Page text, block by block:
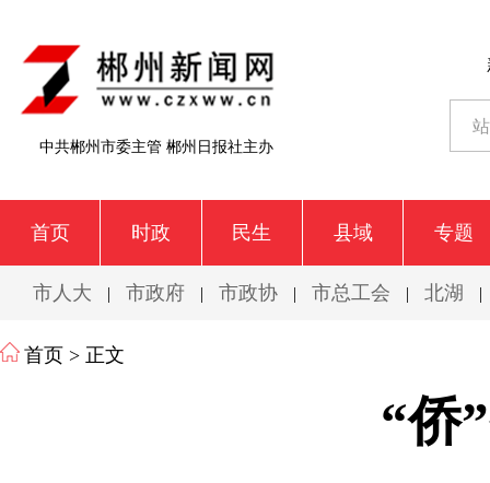
中共郴州市委主管 郴州日报社主办
首页 时政 民生 县域 专题
市人大 | 市政府 | 市政协 | 市总工会 | 北湖 |
首页 > 正文
“侨